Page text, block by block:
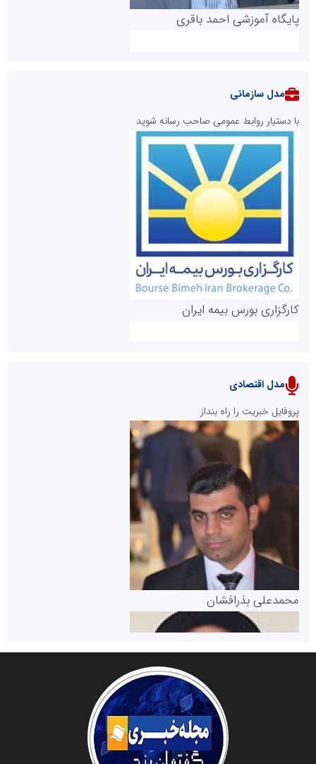
پایگاه آموزشی احمد باقری
روابط عمومی خبرگزاری گزارش خبر
پایگاه خبری نهضت ملی مسکن
پایگاه خبری گفتمان یزد
مدل سازمانی
با دستیار روابط عمومی صاحب رسانه شوید
کارگزاری بورس بیمه ایران
سازمان بورس و اوراق بهادار
مرجع اخبار موثق در بازارسرمایه
سازمان صنعت،معدن و تجارت
مدل اقتصادی
پروفایل خبریت را راه بنداز
محمدعلی بذرافشان